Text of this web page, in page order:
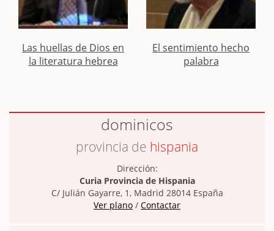
Las huellas de Dios en
la literatura hebrea
El sentimiento hecho
palabra
dominicos
provincia de hispania
Dirección:
Curia Provincia de Hispania
C/ Julián Gayarre, 1, Madrid 28014 España
Ver plano / Contactar